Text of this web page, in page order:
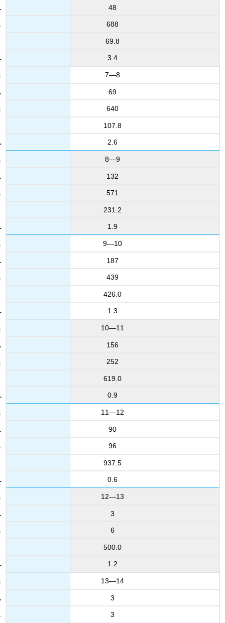
48
688
69.8
3.4
7—8
69
640
107.8
2.6
8—9
132
571
231.2
1.9
9—10
187
439
426.0
1.3
10—11
156
252
619.0
0.9
11—12
90
96
937.5
0.6
12—13
3
6
500.0
1.2
13—14
3
3